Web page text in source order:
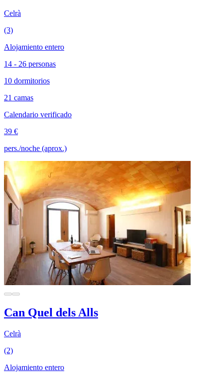
Celrà
(3)
Alojamiento entero
14 - 26 personas
10 dormitorios
21 camas
Calendario verificado
39 €
pers./noche (aprox.)
Can Quel dels Alls
Celrà
(2)
Alojamiento entero